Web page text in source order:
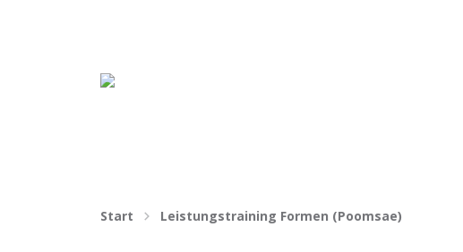
Häng nicht rum. Mach was draus!
Start Leistungstraining Formen (Poomsae)